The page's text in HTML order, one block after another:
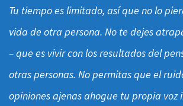
Tu tiempo es limitado, así que no lo
vida de otra persona. No te dejes
– que es vivir con los resultados del
otras personas. No permitas que el
opiniones ajenas ahogue tu propia voz